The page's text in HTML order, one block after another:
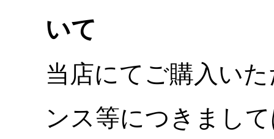
いて
当店にてご購入い
ンス等につきまし